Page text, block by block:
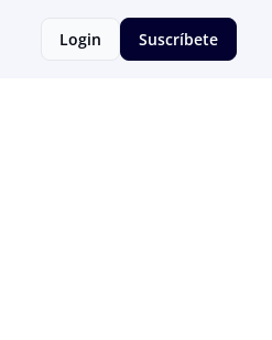
Login Suscríbete